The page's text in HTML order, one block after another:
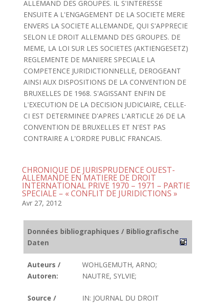
ALLEMAND DES GROUPES. IL S'INTERESSE
ENSUITE A L'ENGAGEMENT DE LA SOCIETE MERE
ENVERS LA SOCIETE ALLEMANDE, QUI S'APPRECIE
SELON LE DROIT ALLEMAND DES GROUPES. DE
MEME, LA LOI SUR LES SOCIETES (AKTIENGESETZ)
REGLEMENTE DE MANIERE SPECIALE LA
COMPETENCE JURIDICTIONNELLE, DEROGEANT
AINSI AUX DISPOSITIONS DE LA CONVENTION DE
BRUXELLES DE 1968. S'AGISSANT ENFIN DE
L'EXECUTION DE LA DECISION JUDICIAIRE, CELLE-
CI EST DETERMINEE D'APRES L'ARTICLE 26 DE LA
CONVENTION DE BRUXELLES ET N'EST PAS
CONTRAIRE A L'ORDRE PUBLIC FRANCAIS.
CHRONIQUE DE JURISPRUDENCE OUEST-
ALLEMANDE EN MATIERE DE DROIT
INTERNATIONAL PRIVE 1970 – 1971 – PARTIE
SPECIALE – « CONFLIT DE JURIDICTIONS »
Avr 27, 2012
Données bibliographiques / Bibliografische
Daten
Auteurs /
Autoren:
WOHLGEMUTH, ARNO;
NAUTRE, SYLVIE;
Source /
IN: JOURNAL DU DROIT